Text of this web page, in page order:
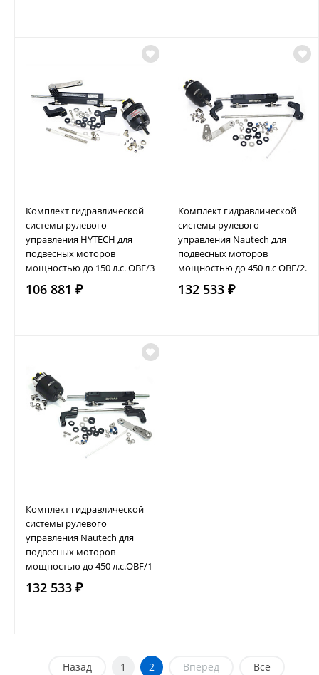
Комплект гидравлической
системы рулевого
управления HYTECH для
подвесных моторов
мощностью до 150 л.с. OBF/3
106 881 ₽
Комплект гидравлической
системы рулевого
управления Nautech для
подвесных моторов
мощностью до 450 л.с OBF/2.
132 533 ₽
Комплект гидравлической
системы рулевого
управления Nautech для
подвесных моторов
мощностью до 450 л.с.OBF/1
132 533 ₽
Назад 1 2 Вперед Все